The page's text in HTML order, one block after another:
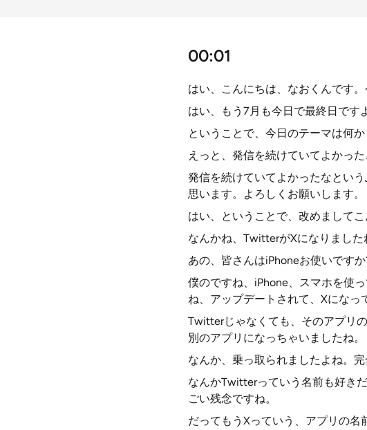
00:01
はい、こんにちは、なおくんです
はい、もう7月も今日で最終日です
ということで、今日のテーマは何
えっと、発信を続けていてよかった
発信を続けていてよかったなとい
思います。よろしくお願いします。
はい、ということで、改めましてこ
なんかね、TwitterがXになりました
あの、皆さんはiPhoneお使いです
僕のですね、iPhone、スマホを使
ね、アップデートされて、Xになっ
Twitterじゃなくても、そのアプリ
別のアプリになっちゃいましたね。
なんか、乗っ取られましたよね。
なんかTwitterっていう名前も好き
ごい残念ですね。
だってもうXっていう、アプリの